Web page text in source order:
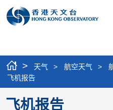
> 天气 > 航空天气 >
飞机报告
飞机报告